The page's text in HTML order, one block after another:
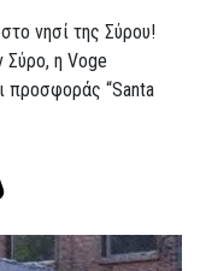
νησί της Σύρου!
η Voge
προσφοράς “Santa